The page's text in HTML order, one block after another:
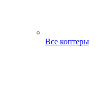
Все коптеры